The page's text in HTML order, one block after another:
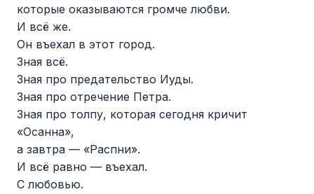
которые оказываются громче любви.
И всё же.
Он въехал в этот город.
Зная всё.
Зная про предательство Иуды.
Зная про отречение Петра.
Зная про толпу, которая сегодня кричит
«Осанна»,
а завтра — «Распни».
И всё равно — въехал.
С любовью.